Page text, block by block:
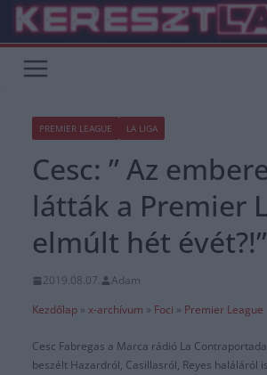
Skip
content
PREMIER LEAGUE LA LIGA
Cesc: ” Az
látták a Premier
elmúlt hét évét?!”
2019.08.07.
Adam
Kezdőlap » x-archívum » Foci » Premier League
Cesc Fabregas a Marca rádió La
beszélt Hazardról, Casillasról, Reyes haláláról